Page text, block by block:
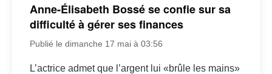
Anne-Élisabeth Bossé se confie sur sa
difficulté à gérer ses finances
Publié le dimanche 17 mai à 03:56
L’actrice admet que l’argent lui «brûle les mains»